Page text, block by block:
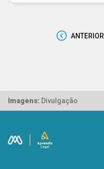
ANTERIOR
Imagens: Divulgação